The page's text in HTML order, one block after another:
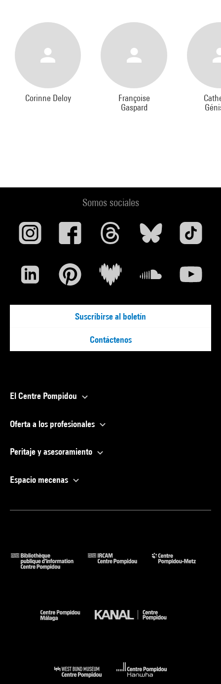
Corinne Deloy
Françoise
Gaspard
Somos sociales
Suscribirse al boletín
Contáctenos
El Centre Pompidou
Oferta a los profesionales
Peritaje y asesoramiento
Espacio mecenas